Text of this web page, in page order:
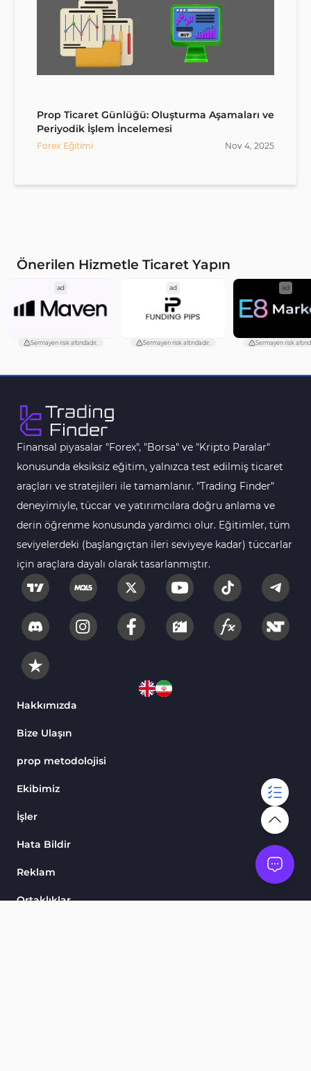
Prop Ticaret Günlüğü: Oluşturma Aşamaları ve
Periyodik İşlem İncelemesi
Forex Eğitimi Nov 4, 2025
Önerilen Hizmetle Ticaret Yapın
ad
Sermayen risk altındadır.
ad
Sermayen risk altındadır.
ad
Sermayen risk
Finansal piyasalar "Forex", "Borsa" ve "Kripto Paralar"
konusunda eksiksiz eğitim, yalnızca test edilmiş ticaret
araçları ve stratejileri ile tamamlanır. "Trading Finder"
deneyimiyle, tüccar ve yatırımcılara doğru anlama ve
derin öğrenme konusunda yardımcı olur. Eğitimler, tüm
seviyelerdeki (başlangıçtan ileri seviyeye kadar) tüccarlar
için araçlara dayalı olarak tasarlanmıştır.
Hakkımızda
Bize Ulaşın
prop metodolojisi
Ekibimiz
İşler
Hata Bildir
Reklam
Ortaklıklar